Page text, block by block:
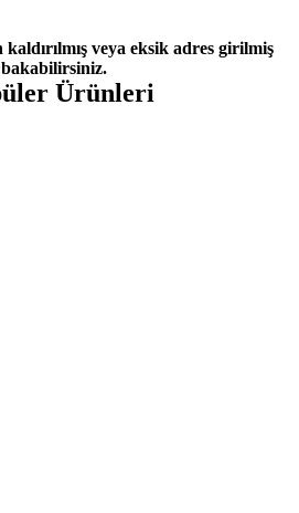
veya eksik adres girilmiş
Ürünleri